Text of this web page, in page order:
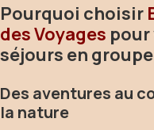
Pourquoi choisir
des Voyages pour
séjours en groupe
Des aventures au
la nature